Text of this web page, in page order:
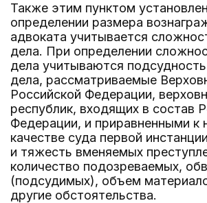
Также этим пунктом
определении размера
адвоката учитывается
дела. При определении
дела учитываются
дела, рассматриваемые
Российской Федерации,
республик, входящих в состав
Федерации, и приравненными к
качестве суда первой
и тяжесть вменяемых
количество подозреваемых,
(подсудимых), объем
другие обстоятельства.